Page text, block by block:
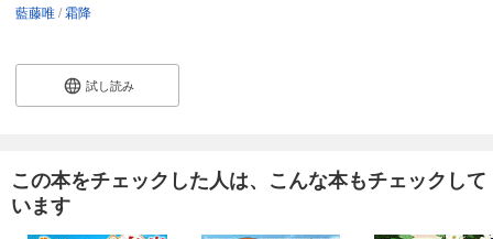
藍藤唯 霜降
試し読み
この本をチェックした人は、こんな本もチェックして
います